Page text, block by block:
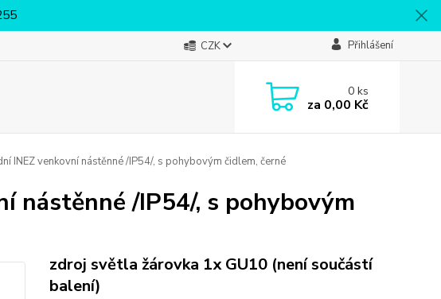
CZK Přihlášení
0ks
za 0,00 Kč
INEZ venkovní nástěnné /IP54/, s pohybovým čidlem, černé
nástěnné /IP54/, s pohybovým
zdroj světla žárovka 1x GU10 (není součástí
balení)